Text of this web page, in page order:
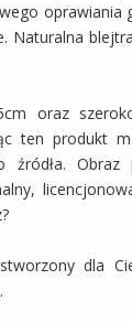
oprawiania
Naturalna
oraz
ten produkt
źródła. Obraz
dla